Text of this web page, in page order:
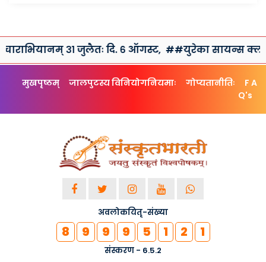
३१ जुलैतः दि. ६ ऑगस्ट,##युरेका सायन्स क्लब तथा
मुखपृष्ठम् जालपुटस्य विनियोगनियमाः गोप्यतानीतिः
F A
Q's
अवलोकयितृ-संख्या
8 9 9 9 5 1 2 1
संस्करण - 6.5.2